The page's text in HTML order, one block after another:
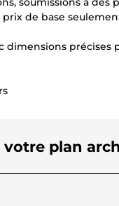
de base
dimensions précises
votre plan
$US